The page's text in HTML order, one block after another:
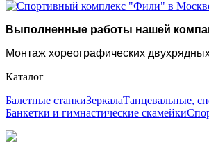
Выполненные работы нашей
Монтаж хореографических
Каталог
Балетные станкиЗеркалаТанцевальные,
Банкетки и гимнастические скамейки